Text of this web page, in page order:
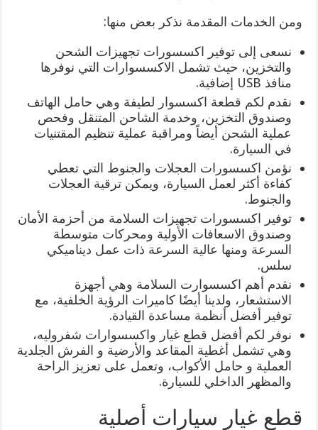
ومن الخدمات المقدمة نذكر بعض منها:
نسعى إلى توفير اكسسورات تجهيزات الشحن
والتخزين، حيث تشمل الاكسسوارات التي نوفرها
منافذ USB إضافية.
نقدم لكم قطعة اكسسوار لطيفة وهي حامل الهاتف
وصندوق التخزين، وخدمة الشاحن المتنقل وفحص
عملية الشحن أيضاً ومراقبة عملية تنظيم المقتنيات
في السيارة.
نؤمن اكسسورات العجلات والجنوط التي تعطي
كفاءة أكثر لعمل السيارة، ويمكن ترقية العجلات
والجنوط.
توفير اكسسورات تجهيزات السلامة من أحزمة الأمان
وصندوق الاسعافات الأولية ومحركات متوسطة
السرعة ومنها عالية السرعة ذات عمل ديناميكي
سلس.
نقدم أهم اكسسوارت السلامة وهي أجهزة
الاستشعار، ولدينا أيضًا كاميرات الرؤية الخلفية، مع
توفير أفضل أنظمة مساعدة القيادة.
نوفر لكم أفضل قطع غيار واكسسوارات شفروليه،
وهي تشمل أغطية المقاعد والأرضية و الفرش الجلدية
العملية و حامل الأكواب، وتعمل على تعزيز الراحة
والمظهر الداخلي للسيارة.
قطع غيار سيارات أصلية